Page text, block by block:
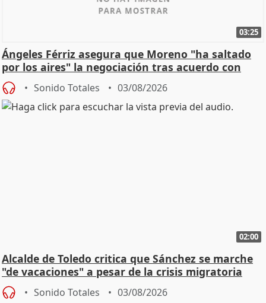
03:25
Ángeles Férriz asegura que Moreno "ha saltado
por los aires" la negociación tras acuerdo con
SMA
Sonido Totales 03/08/2026
02:00
Alcalde de Toledo critica que Sánchez se marche
"de vacaciones" a pesar de la crisis migratoria
Sonido Totales 03/08/2026